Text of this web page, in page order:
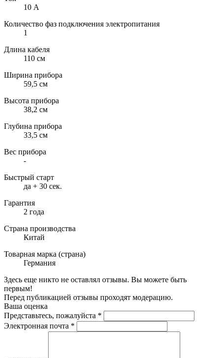
10 А
Количество фаз подключения электропитания
1
Длина кабеля
110 см
Ширина прибора
59,5 см
Высота прибора
38,2 см
Глубина прибора
33,5 см
Вес прибора
-
Быстрый старт
да + 30 сек.
Гарантия
2 года
Страна производства
Китай
Товарная марка (страна)
Германия
Здесь еще никто не оставлял отзывы. Вы можете быть
первым!
Перед публикацией отзывы проходят модерацию.
Ваша оценка
Представьтесь, пожалуйста *
Электронная почта *